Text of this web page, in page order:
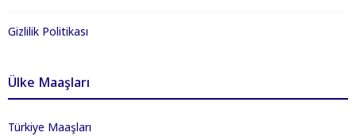
Gizlilik Politikası
Ülke Maaşları
Türkiye Maaşları